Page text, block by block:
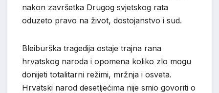
nakon završetka Drugog svjetskog rata
oduzeto pravo na život, dostojanstvo i sud.
Bleiburška tragedija ostaje trajna rana
hrvatskog naroda i opomena koliko zlo mogu
donijeti totalitarni režimi, mržnja i osveta.
Hrvatski narod desetljećima nije smio govoriti o